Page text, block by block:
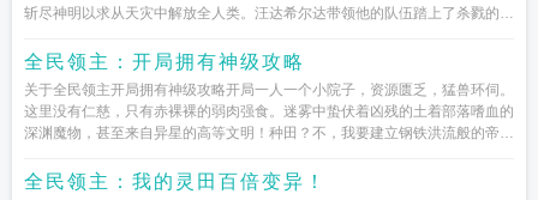
斩尽神明以求从天灾中解放全人类。汪达希尔达带领他的队伍踏上了杀戮的征
全民领主：开局拥有神级攻略
关于全民领主开局拥有神级攻略开局一人一个小院子，资源匮乏，猛兽环伺。
这里没有仁慈，只有赤裸裸的弱肉强食。迷雾中蛰伏着凶残的土着部落嗜血的
深渊魔物，甚至来自异星的高等文明！种田？不，我要建立钢铁洪流般的帝
全民领主：我的灵田百倍变异！